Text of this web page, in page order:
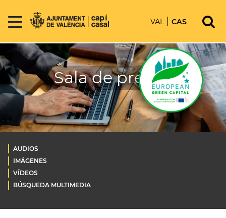
VAL CAS
Sala de prensa
AUDIOS
IMÁGENES
VÍDEOS
BÚSQUEDA MULTIMEDIA